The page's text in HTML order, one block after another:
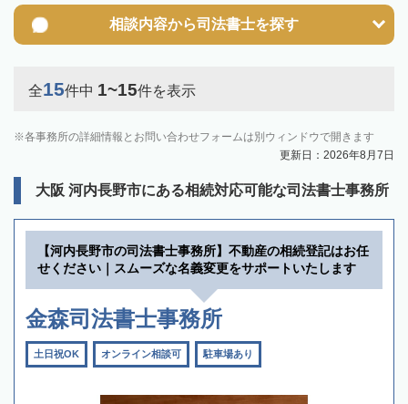
相談内容から司法書士を探す
全15件中 1~15件を表示
各事務所の詳細情報とお問い合わせフォームは別ウィンドウで開きます
更新日：2026年8月7日
大阪 河内長野市にある相続対応可能な司法書士事務所
【河内長野市の司法書士事務所】不動産の相続登記はお任
せください｜スムーズな名義変更をサポートいたします
金森司法書士事務所
土日祝OK オンライン相談可 駐車場あり